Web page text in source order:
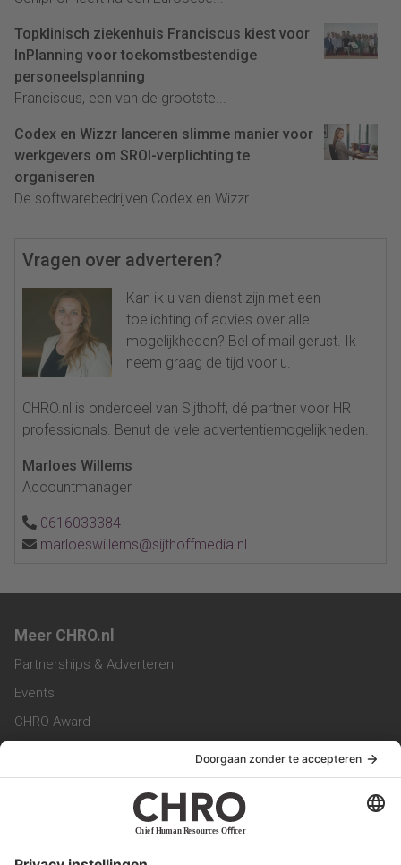
Topklinisch ziekenhuis Franciscus kiest voor
InPlanning voor toekomstbestendige
personeelsplanning
Franciscus, een van de grootste...
Codex en Wizzr lanceren slimme manier voor
werkgevers om SROI-verplichting te
organiseren
De softwarebedrijven Codex en Wizzr...
Vragen over adverteren?
Kan ik u van dienst zijn met een
toelichting of advies over alle
mogelijkheden? Bel of mail gerust. Ik
neem graag de tijd voor u.
CHRO.nl is onderdeel van Sijthoff, dé partner voor HR
professionals. Benut de vele advertentiemogelijkheden.
Marloes Willems
Accountmanager
0616033384
marloeswillems@sijthoffmedia.nl
Meer CHRO.nl
Partnerships & Adverteren
Events
CHRO Award
CHRO Magazine
Service & Contact